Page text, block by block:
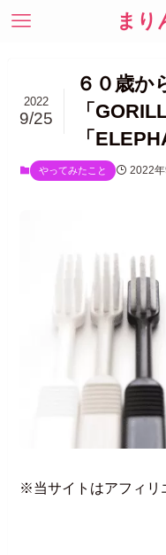
まり
６０歳か
「
「
2022
9/25
やってみたこと 2022
※当サイトはアフィリ